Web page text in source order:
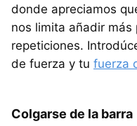
donde apreciamos
nos limita añadir más
repeticiones.
de fuerza y tu fuerza
Colgarse de la barra